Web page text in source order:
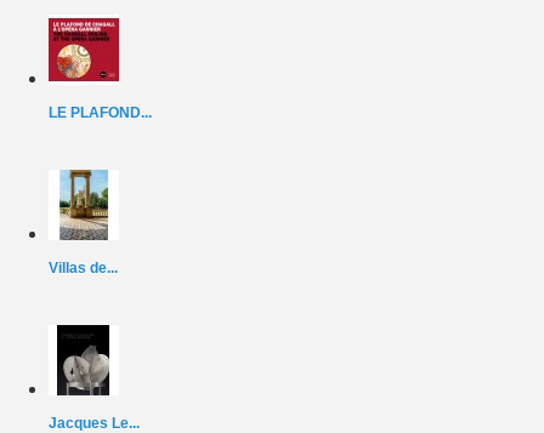
LE PLAFOND...
Villas de...
Jacques Le...